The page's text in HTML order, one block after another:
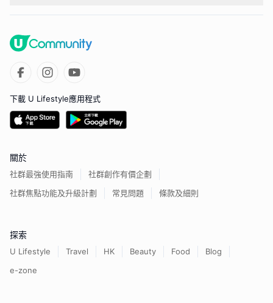
下載 U Lifestyle應用程式
關於
社群最強使用指南
社群創作有價企劃
社群焦點功能及升級計劃
常見問題 條款及細則
探索
U Lifestyle Travel HK Beauty Food
Blog
e-zone